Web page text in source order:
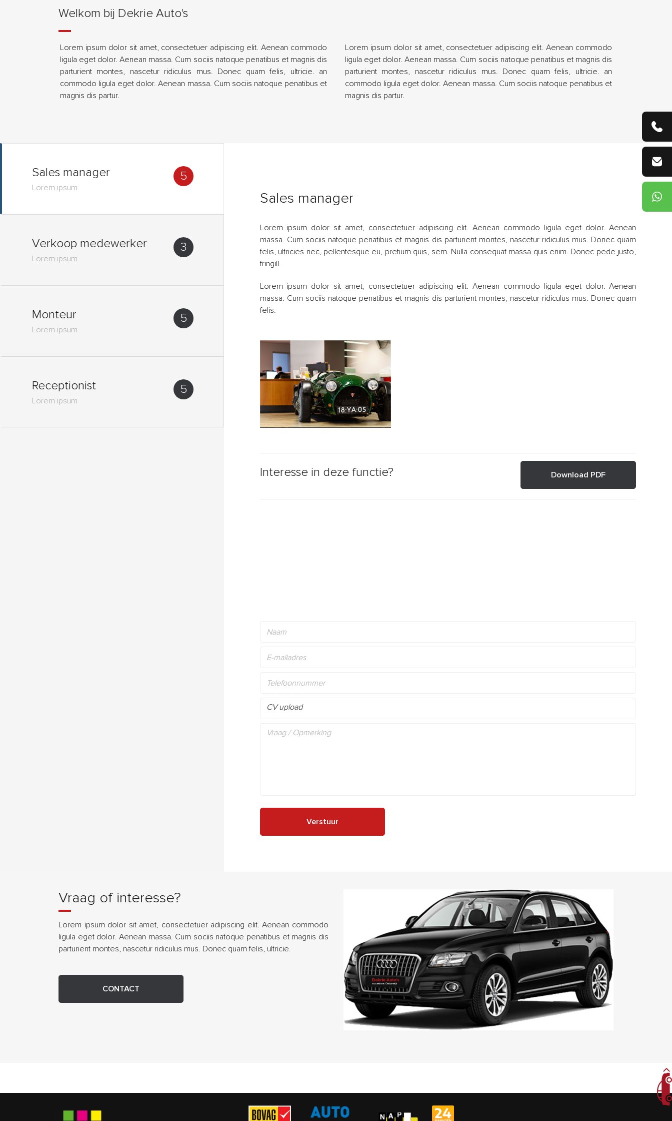
Welkom bij Dekrie Auto's
Lorem ipsum dolor sit amet, consectetuer adipiscing elit. Aenean commodo
ligula eget dolor. Aenean massa. Cum sociis natoque penatibus et magnis dis
parturient montes, nascetur ridiculus mus. Donec quam felis, ultricie. an
commodo ligula eget dolor. Aenean massa. Cum sociis natoque penatibus et
magnis dis partur.
Lorem ipsum dolor sit amet, consectetuer adipiscing elit. Aenean commodo
ligula eget dolor. Aenean massa. Cum sociis natoque penatibus et magnis dis
parturient montes, nascetur ridiculus mus. Donec quam felis, ultricie. an
commodo ligula eget dolor. Aenean massa. Cum sociis natoque penatibus et
magnis dis partur.
Sales manager
Lorem ipsum
5
Verkoop medewerker
Lorem ipsum
3
Monteur
Lorem ipsum
5
Receptionist
Lorem ipsum
5
Sales manager
Lorem ipsum dolor sit amet, consectetuer adipiscing elit. Aenean commodo ligula eget dolor. Aenean
massa. Cum sociis natoque penatibus et magnis dis parturient montes, nascetur ridiculus mus. Donec quam
felis, ultricies nec, pellentesque eu, pretium quis, sem. Nulla consequat massa quis enim. Donec pede justo,
fringill.
Lorem ipsum dolor sit amet, consectetuer adipiscing elit. Aenean commodo ligula eget dolor. Aenean
massa. Cum sociis natoque penatibus et magnis dis parturient montes, nascetur ridiculus mus. Donec quam
felis.
Interesse in deze functie? Download PDF
CV upload
Verstuur
Vraag of interesse?
Lorem ipsum dolor sit amet, consectetuer adipiscing elit. Aenean commodo
ligula eget dolor. Aenean massa. Cum sociis natoque penatibus et magnis dis
parturient montes, nascetur ridiculus mus. Donec quam felis, ultricie.
CONTACT